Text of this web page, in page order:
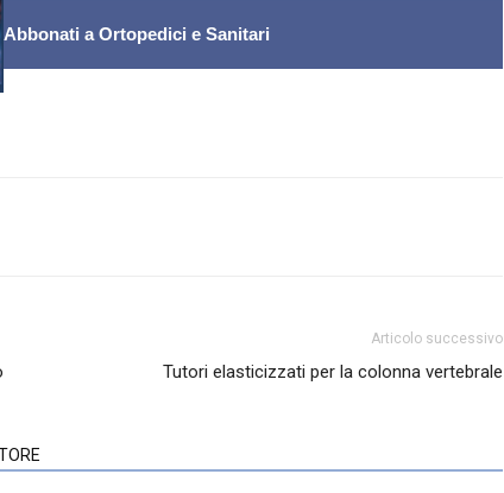
Abbonati a Ortopedici e Sanitari
Articolo successivo
Tutori elasticizzati per la colonna vertebrale